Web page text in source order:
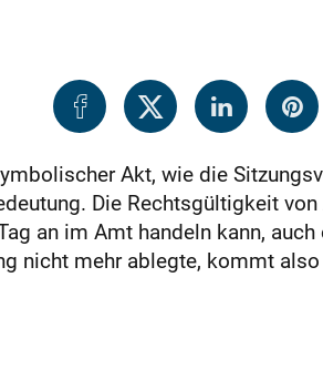
Akt, wie die
Die Rechtsgültigkeit
an im Amt handeln kann,
nicht mehr ablegte, kommt